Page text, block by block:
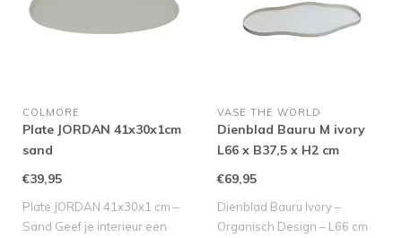
COLMORE
Plate JORDAN 41x30x1cm
sand
€39,95
Plate JORDAN 41x30x1 cm –
Sand Geef je interieur een
VASE THE WORLD
Dienblad Bauru M ivory
L66 x B37,5 x H2 cm
€69,95
Dienblad Bauru Ivory –
Organisch Design – L66 cm